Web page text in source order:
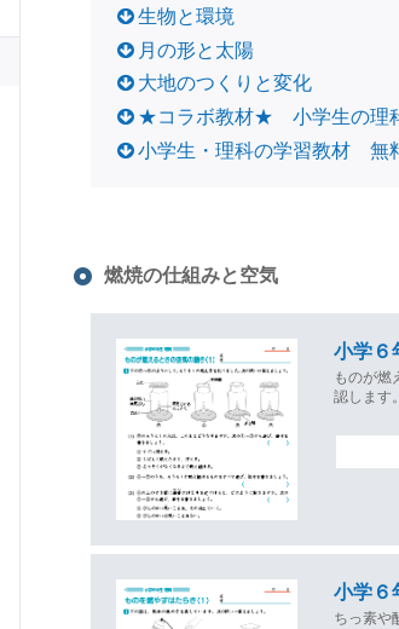
生物と環境
月の形と太陽
大地のつくりと変化
★コラボ教材★ 小学生の理
小学生・理科の学習教材 無
燃焼の仕組みと空気
小学６
ものが燃
認します。
小学６
ちっ素や